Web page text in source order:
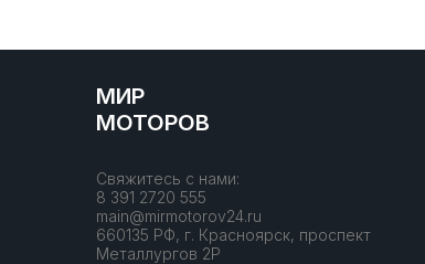
МИР
МОТОРОВ
Свяжитесь с нами:
8 391 2720 555
main@mirmotorov24.ru
660135 РФ, г. Красноярск, проспект
Металлургов 2Р